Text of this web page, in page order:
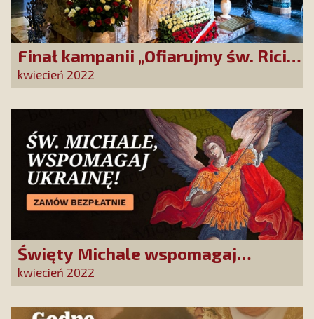
Finał kampanii „Ofiarujmy św. Ricie
12 000 róż!”
kwiecień 2022
Święty Michale wspomagaj
Ukrainę!
kwiecień 2022